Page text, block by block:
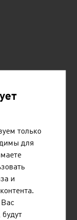
U-T из г.
поставкой,
машин и
только
для
и